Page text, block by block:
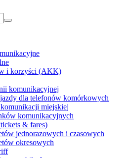
i korzyści (AKK)
komunikacyjnej
jazdy dla telefonów komórkowych
miejskiej
komunikacyjnych
& fares)
jednorazowych i czasowych
okresowych